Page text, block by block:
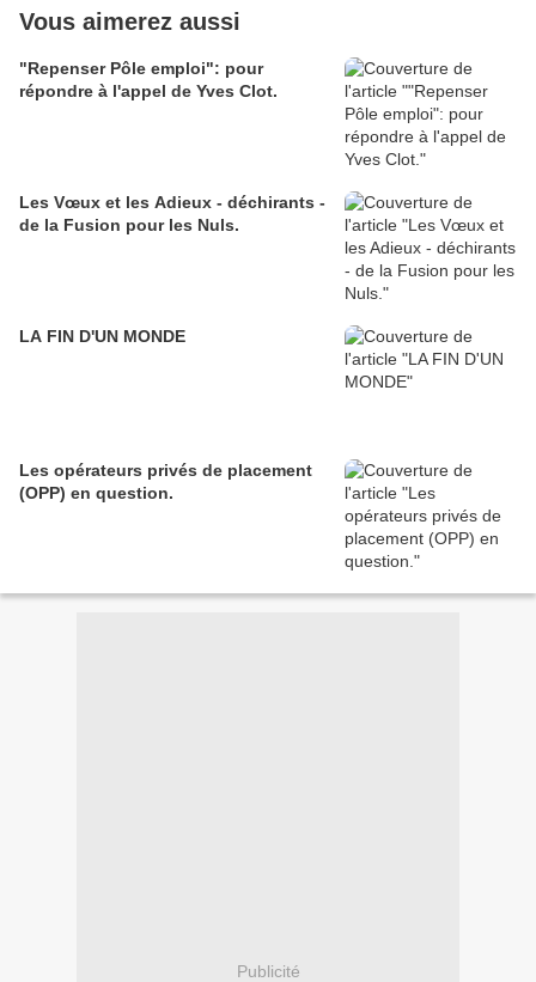
Vous aimerez aussi
"Repenser Pôle emploi": pour
répondre à l'appel de Yves Clot.
Les Vœux et les Adieux - déchirants -
de la Fusion pour les Nuls.
LA FIN D'UN MONDE
Les opérateurs privés de placement
(OPP) en question.
Publicité